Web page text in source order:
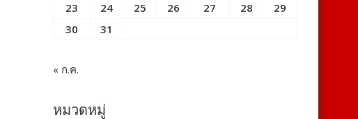
23
24 25 26 27 28
29
30
31
« ก.ค.
หมวดหมู่